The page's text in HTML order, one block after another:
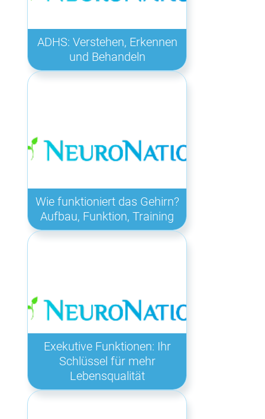
ADHS: Verstehen, Erkennen
und Behandeln
Wie funktioniert das Gehirn?
Aufbau, Funktion, Training
Exekutive Funktionen: Ihr
Schlüssel für mehr
Lebensqualität